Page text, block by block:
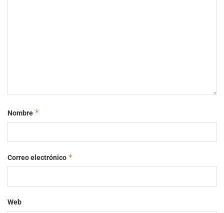
Nombre *
Correo electrónico *
Web